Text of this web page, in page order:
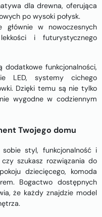
dla drewna, oferująca
po wysoki połysk.
głównie w nowoczesnych
i futurystycznego
dodatkowe funkcjonalności,
LED, systemy cichego
Dzięki temu są nie tylko
wygodne w codziennym
Twojego domu
styl, funkcjonalność i
szukasz rozwiązania do
dziecięcego, komoda
Bogactwo dostępnych
że każdy znajdzie model